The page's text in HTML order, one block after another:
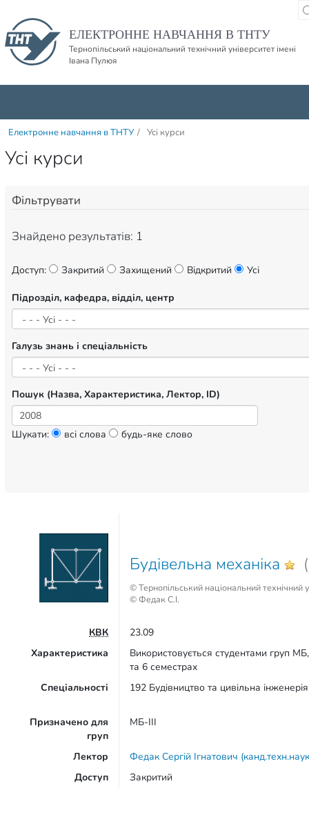
ЕЛЕКТРОННЕ НАВЧАННЯ В ТНТУ
Тернопільський національний технічний університет імені
Івана Пулюя
Електронне навчання в ТНТУ / Усі курси
Усі курси
Фільтрувати
Знайдено результатів: 1
Доступ: Закритий Захищений Відкритий Усі
Підрозділ, кафедра, відділ, центр
Галузь знань і спеціальність
Пошук (Назва, Характеристика, Лектор, ID)
Шукати: всі слова будь-яке слово
Будівельна механіка
© Тернопільський національний
© Федак С.І.
КВК
23.09
Характеристика
Використовується студентами груп
та 6 семестрах
Спеціальності
192 Будівництво та цивільна
Призначено для
груп
МБ-ІІІ
Лектор
Федак Сергій Ігнатович
Доступ
Закритий